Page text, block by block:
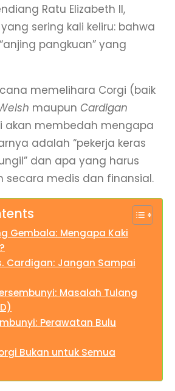
Ratu Elizabeth II,
sering kali keliru: bahwa
pangkuan” yang
memelihara Corgi (baik
maupun Cardigan
akan membedah mengapa
adalah “pekerja keras
dan apa yang harus
secara medis dan finansial.
Gembala: Mengapa Kaki
Cardigan: Jangan Sampai
Masalah Tulang
Perawatan Bulu
Bukan untuk Semua